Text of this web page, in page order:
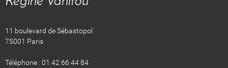
11 boulevard de Sébastopol
75001 Paris
Téléphone : 01 42 66 44 84